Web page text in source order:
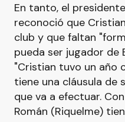
En tanto, el
reconoció que
club y que faltan
pueda ser jugador de
"Cristian tuvo un año
tiene una cláusula de
que va a efectuar.
Román (Riquelme)